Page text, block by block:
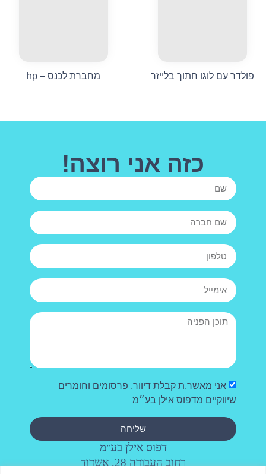
פולדר עם לוגו חתוך בלייזר מחברת לכנס – hp
כזה אני רוצה!
אני מאשר.ת קבלת דיוור, פרסומים וחומרים
שיווקיים מדפוס אילן בע״מ
שליחה
דפוס אילן בע״מ
רחוב העבודה 28, אשדוד